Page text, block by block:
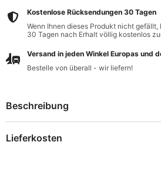
Kostenlose Rücksendungen 30 Tagen
Wenn Ihnen dieses Produkt nicht
30 Tagen nach Erhalt völlig kostenlos
Versand in jeden Winkel Europas und
Bestelle von überall - wir liefern!
Beschreibung
Lieferkosten